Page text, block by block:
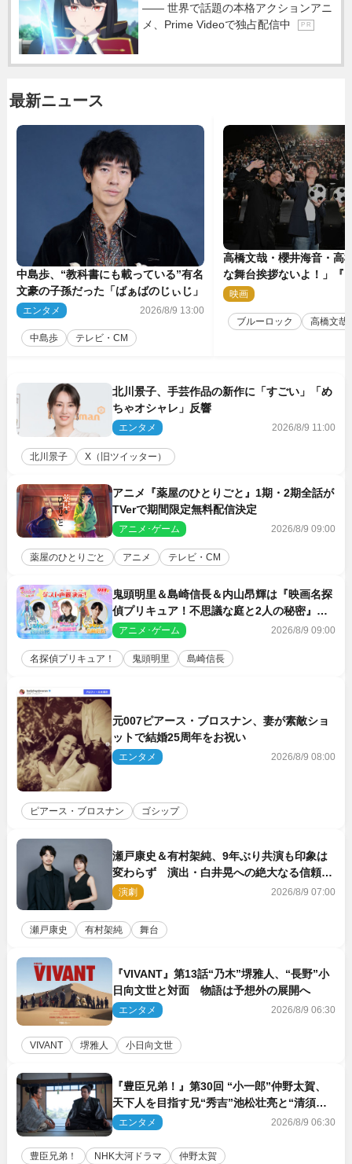
―― 世界で話題の本格アクションアニ
メ、Prime Videoで独占配信中
P R
最新ニュース
中島歩、“教科書にも載っている”有名
文豪の子孫だった「ばぁばのじぃじ」
エンタメ 2026/8/9 13:00
中島歩 テレビ・CM
高橋文哉・櫻井海音・高
な舞台挨拶ないよ！」『
ク』自由すぎるイベント
映画
ブルーロック 高橋文哉
北川景子、手芸作品の新作に「すごい」「め
ちゃオシャレ」反響
エンタメ 2026/8/9 11:00
北川景子 X（旧ツイッター）
アニメ『薬屋のひとりごと』1期・2期全話が
TVerで期間限定無料配信決定
アニメ･ゲーム 2026/8/9 09:00
薬屋のひとりごと アニメ テレビ・CM
鬼頭明里＆島崎信長＆内山昂輝は『映画名探
偵プリキュア！不思議な庭と2人の秘密』ゲ
スト声優に決定
アニメ･ゲーム 2026/8/9 09:00
名探偵プリキュア！ 鬼頭明里 島崎信長
元007ピアース・ブロスナン、妻が素敵ショ
ットで結婚25周年をお祝い
エンタメ 2026/8/9 08:00
ピアース・ブロスナン ゴシップ
瀬戸康史＆有村架純、9年ぶり共演も印象は
変わらず 演出・白井晃への絶大なる信頼を
胸に舞台『キュー』に挑む
演劇 2026/8/9 07:00
瀬戸康史 有村架純 舞台
『VIVANT』第13話“乃木”堺雅人、“長野”小
日向文世と対面 物語は予想外の展開へ
エンタメ 2026/8/9 06:30
VIVANT 堺雅人 小日向文世
『豊臣兄弟！』第30回 “小一郎”仲野太賀、
天下人を目指す兄“秀吉”池松壮亮と“清須会
議”へ
エンタメ 2026/8/9 06:30
豊臣兄弟！ NHK大河ドラマ 仲野太賀